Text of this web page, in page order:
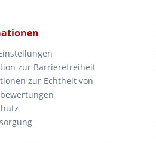
zur Barrierefreiheit
zur Echtheit von